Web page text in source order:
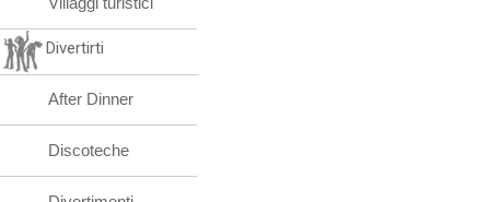
Divertirti
After Dinner
Discoteche